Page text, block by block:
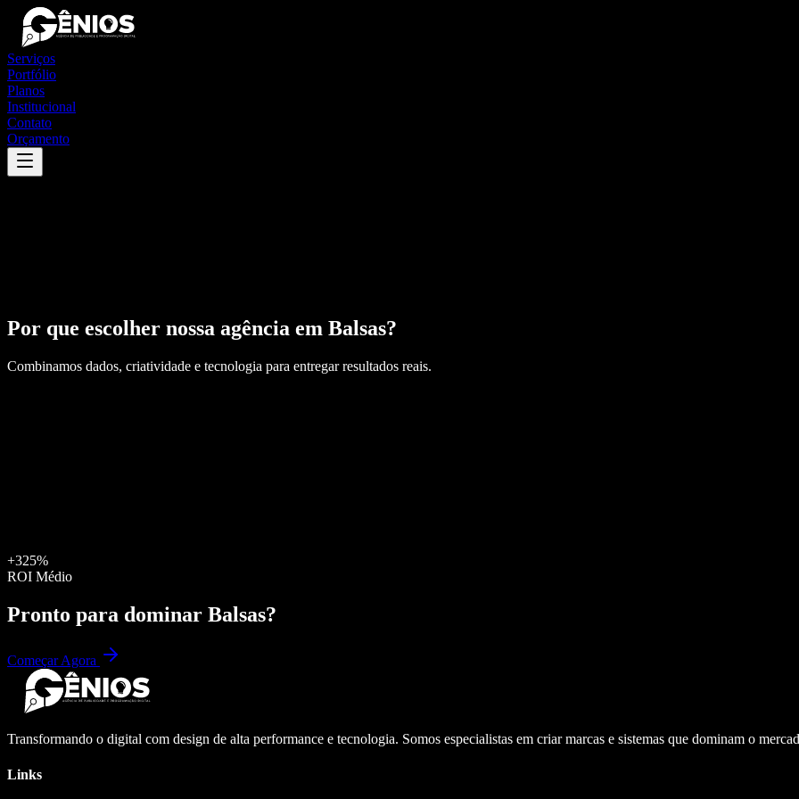
Serviços
Portfólio
Planos
Institucional
Contato
Orçamento
Por que escolher nossa agência em Balsas?
Combinamos dados, criatividade e tecnologia para entregar resultados reais.
+325%
ROI Médio
Pronto para dominar Balsas?
Começar Agora
Transformando o digital com design de alta performance e tecnologia. Somos especialistas em criar marcas e sistemas que dominam o
Links